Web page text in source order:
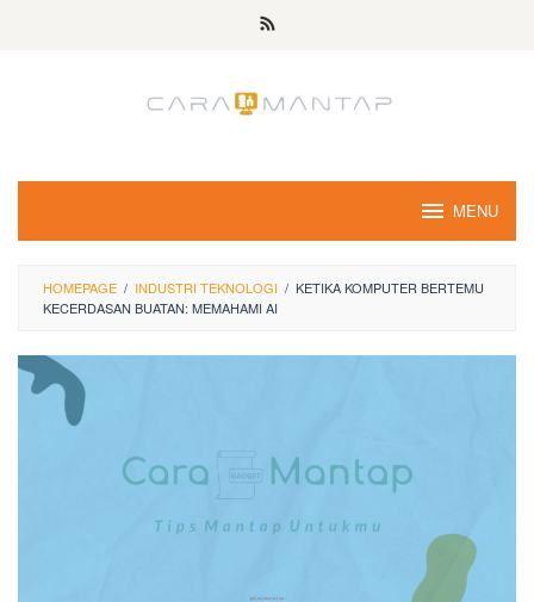
MENU
HOMEPAGE / INDUSTRI TEKNOLOGI / KETIKA KOMPUTER BERTEMU
KECERDASAN BUATAN: MEMAHAMI AI